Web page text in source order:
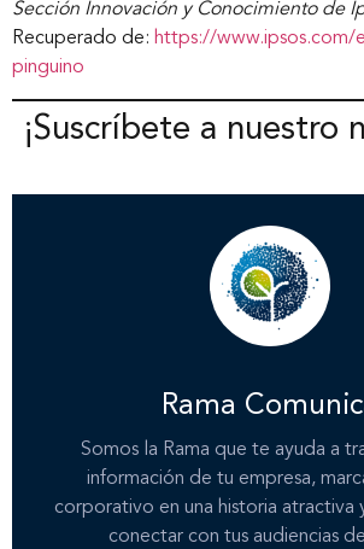
Inicio
Nosotros
Nuestros
Nuestros
Sección Innovación y Conocimiento de
Recuperado de: https://www.ipsos.com/
pinguino
¡Suscríbete a nuestro
Rama
Somos la Rama que te ayuda a
información de tu empresa,
corporativo en una historia atractiva
conectar con tus audiencias